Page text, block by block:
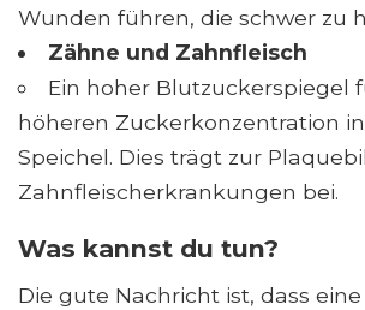
Wunden führen, die schwer zu
Zähne und Zahnfleisch
Ein hoher Blutzuckerspiegel
höheren Zuckerkonzentration
Speichel. Dies trägt zur
Zahnfleischerkrankungen bei.
Was kannst du tun?
Die gute Nachricht ist, dass